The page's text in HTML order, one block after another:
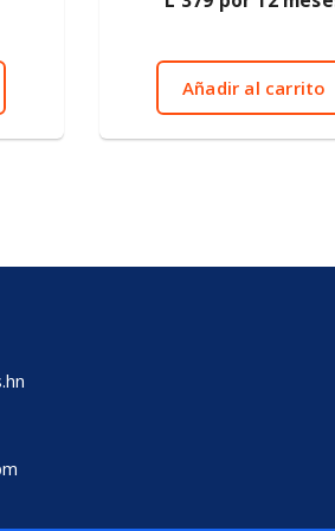
d
Añadir al carrito